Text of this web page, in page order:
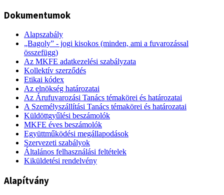
Dokumentumok
Alapszabály
„Bagoly” - jogi kisokos (minden, ami a fuvarozással
összefügg)
Az MKFE adatkezelési szabályzata
Kollektív szerződés
Etikai kódex
Az elnökség határozatai
Az Árufuvarozási Tanács témakörei és határozatai
A Személyszállítási Tanács témakörei és határozatai
Küldöttgyűlési beszámolók
MKFE éves beszámolók
Együttműködési megállapodások
Szervezeti szabályok
Általános felhasználási feltételek
Kiküldetési rendelvény
Alapítvány